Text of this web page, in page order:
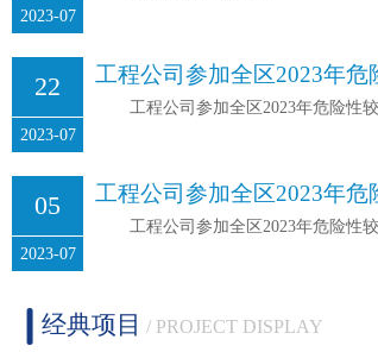
2023-07
22
2023-07
工程公司参加全区2023年
工程公司参加全区2023年危险性
05
2023-07
工程公司参加全区2023年
工程公司参加全区2023年危险性
经典项目 / PROJECT DISPLAY